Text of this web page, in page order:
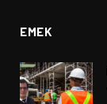
EMEK